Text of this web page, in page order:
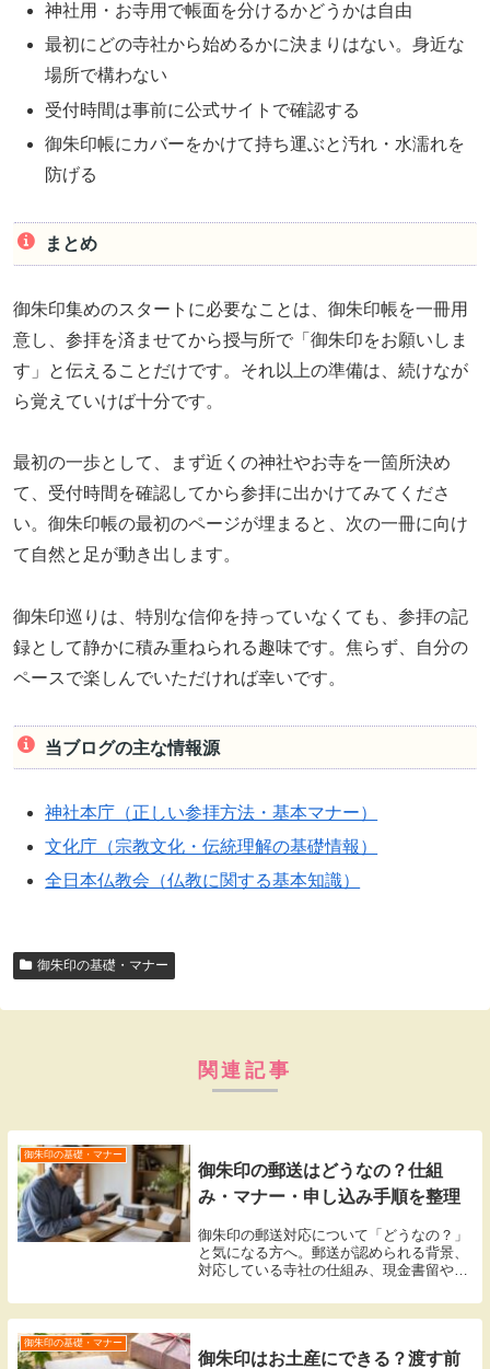
神社用・お寺用で帳面を分けるかどうかは自由
最初にどの寺社から始めるかに決まりはない。身近な
場所で構わない
受付時間は事前に公式サイトで確認する
御朱印帳にカバーをかけて持ち運ぶと汚れ・水濡れを
防げる
まとめ
御朱印集めのスタートに必要なことは、御朱印帳を一冊用
意し、参拝を済ませてから授与所で「御朱印をお願いしま
す」と伝えることだけです。それ以上の準備は、続けなが
ら覚えていけば十分です。
最初の一歩として、まず近くの神社やお寺を一箇所決め
て、受付時間を確認してから参拝に出かけてみてくださ
い。御朱印帳の最初のページが埋まると、次の一冊に向け
て自然と足が動き出します。
御朱印巡りは、特別な信仰を持っていなくても、参拝の記
録として静かに積み重ねられる趣味です。焦らず、自分の
ペースで楽しんでいただければ幸いです。
当ブログの主な情報源
神社本庁（正しい参拝方法・基本マナー）
文化庁（宗教文化・伝統理解の基礎情報）
全日本仏教会（仏教に関する基本知識）
御朱印の基礎・マナー
関連記事
御朱印の基礎・マナー
御朱印の郵送はどうなの？仕組
み・マナー・申し込み手順を整理
御朱印の郵送対応について「どうなの？」
と気になる方へ。郵送が認められる背景、
対応している寺社の仕組み、現金書留やオ
意点まで整理しました。
御朱印の基礎・マナー
御朱印はお土産にできる？渡す前